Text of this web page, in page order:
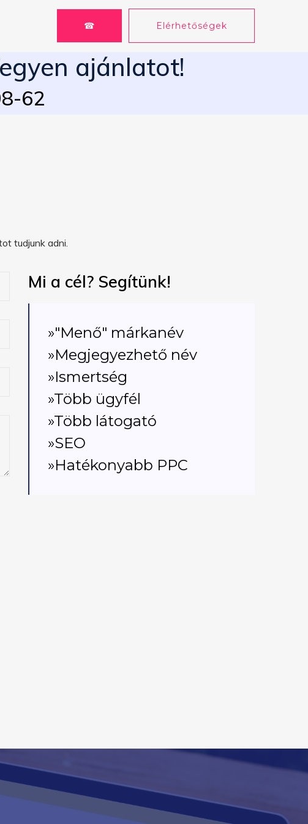
☎ Elérhetőségek
ajánlatot!
62
tudjunk adni.
Mi a cél? Segítünk!
»"Menő" márkanév
»Megjegyezhető név
»Ismertség
»Több ügyfél
»Több látogató
»SEO
»Hatékonyabb PPC